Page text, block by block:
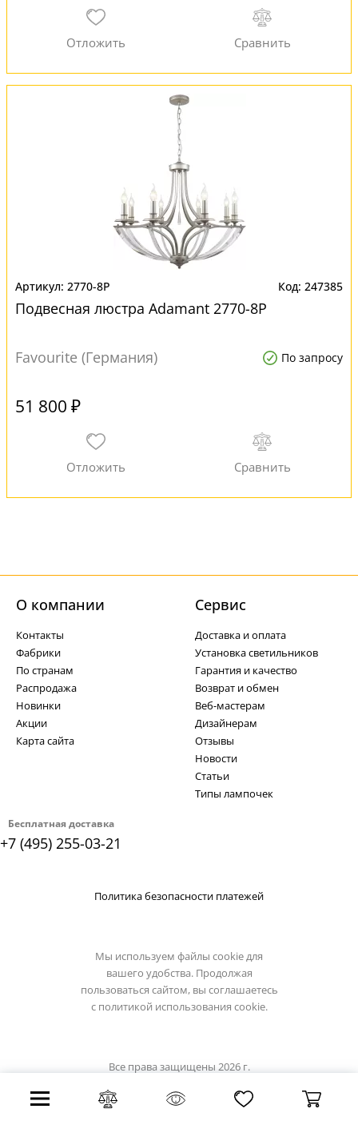
2770-8P 247385
Подвесная люстра Adamant 2770-8P
Favourite (Германия) По запросу
51 800 ₽
Бесплатная доставка
+7 (495) 255-03-21
О компании
Контакты
Фабрики
По странам
Распродажа
Новинки
Акции
Карта сайта
Cервис
Доставка и оплата
Установка светильников
Гарантия и качество
Возврат и обмен
Веб-мастерам
Дизайнерам
Отзывы
Новости
Статьи
Типы лампочек
Политика безопасности платежей
Мы используем файлы cookie для
вашего удобства. Продолжая
пользоваться сайтом, вы соглашаетесь
с политикой использования cookie.
Все права защищены 2026 г.